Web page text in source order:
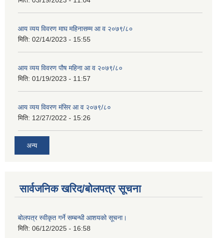
आय व्यय विवरण माघ महिनासम्म आ व २०७९/८०
मिति: 02/14/2023 - 15:55
आय व्यय विवरण पौष महिना आ व २०७९/८०
मिति: 01/19/2023 - 11:57
आय व्यय विवरण मंसिर आ व २०७९/८०
मिति: 12/27/2022 - 15:26
अन्य
सार्वजनिक खरिद/बोलपत्र सूचना
बोलपत्र स्वीकृत गर्ने सम्बन्धी आशयको सूचना।
मिति: 06/12/2025 - 16:58